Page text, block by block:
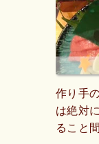
作り手
は絶対
ること